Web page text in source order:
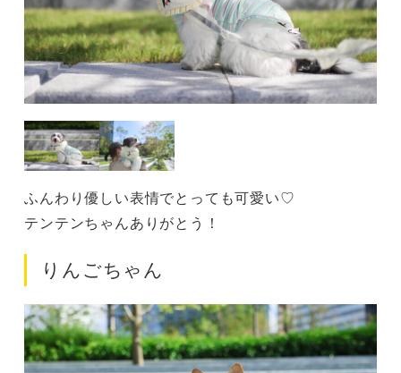
ふんわり優しい表情でとっても可愛い♡
テンテンちゃんありがとう！
りんごちゃん